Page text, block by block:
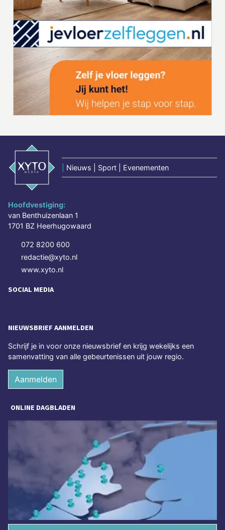
Nieuws | Sport | Evenementen
Hoofdvestiging:
van Benthuizenlaan 1
1701 BZ Heerhugowaard
072 8200 600
redactie@xyto.nl
www.xyto.nl
SOCIAL MEDIA
NIEUWSBRIEF AANMELDEN
Schrijf je in voor onze nieuwsbrief en krijg wekelijks een
samenvatting van alle gebeurtenissen uit jouw regio.
Aanmelden
ONLINE DAGBLADEN